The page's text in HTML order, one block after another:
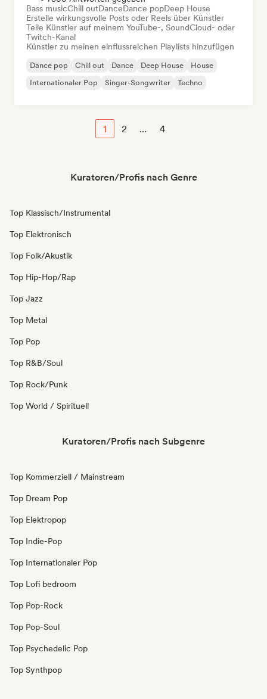
Bass musicChill outDanceDance popDeep House
Erstelle wirkungsvolle Posts oder Reels über Künstler
Teile Künstler auf meinem YouTube-, SoundCloud- oder
Twitch-Kanal
Künstler zu meinen einflussreichen Playlists hinzufügen
Dance pop Chill out Dance Deep House
House
Internationaler Pop
Singer-Songwriter Techno
1 2 ... 4
Kuratoren/Profis nach Genre
Top Klassisch/Instrumental
Top Elektronisch
Top Folk/Akustik
Top Hip-Hop/Rap
Top Jazz
Top Metal
Top Pop
Top R&B/Soul
Top Rock/Punk
Top World / Spirituell
Kuratoren/Profis nach Subgenre
Top Kommerziell / Mainstream
Top Dream Pop
Top Elektropop
Top Indie-Pop
Top Internationaler Pop
Top Lofi bedroom
Top Pop-Rock
Top Pop-Soul
Top Psychedelic Pop
Top Synthpop